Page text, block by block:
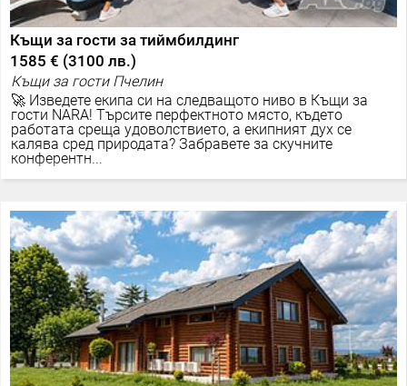
Къщи за гости за тиймбилдинг
1585 € (3100 лв.)
Къщи за гости Пчелин
🚀 Изведете екипа си на следващото ниво в Къщи за
гости NARA! Търсите перфектното място, където
работата среща удоволствието, а екипният дух се
калява сред природата? Забравете за скучните
конферентн...